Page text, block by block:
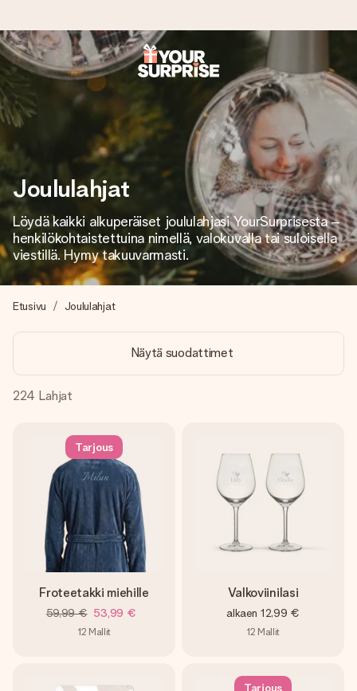
Tilaa tänään, lähetys 1 arkipäivässä
Valmistamme lahjasi huolella ja lähetämme sen hetkessä,
jotta voit antaa sen juuri oikeaan aikaan, kun sillä on eniten
4,8 (+15 000 arvostelun perusteella)
Lahjamme inspiroivat. Asiakkaiden arvosana on 4,8 Google
Reviewsissä.
Tilaa tänään – personoitu lahja valmistuu ja lähtee matkaan
nopeammin kuin ehdit sanoa “yllätys!”
Joululahjat
Löydä kaikki alkuperäiset joululahjasi YourSurprisesta –
henkilökohtaistettuina nimellä, valokuvalla tai suloisella
viestillä. Hymy takuuvarmasti.
Etusivu Joululahjat
Näytä suodattimet
224 Lahjat
Tarjous
Froteetakki miehille
59,99 € 53,99 €
12 Mallit
Valkoviinilasi
alkaen 12,99 €
12 Mallit
Tarjous